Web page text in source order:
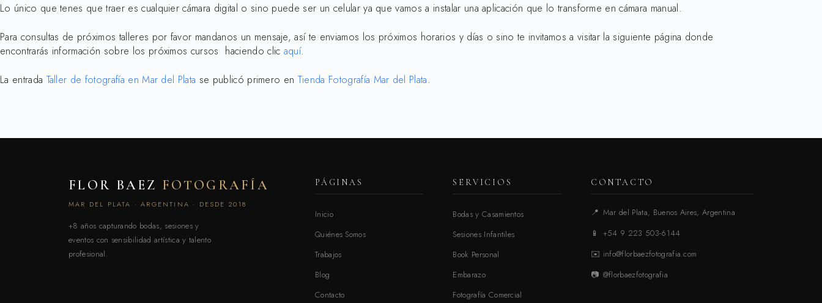
Lo único que tenes que traer es cualquier cámara digital o sino puede ser un celular ya que vamos a instalar una aplicación que lo transforme en cámara manual.
Para consultas de próximos talleres por favor mandanos un mensaje, así te enviamos los próximos horarios y días o sino te invitamos a visitar la siguiente página donde
encontrarás información sobre los próximos cursos haciendo clic aquí.
La entrada Taller de fotografía en Mar del Plata se publicó primero en Tienda Fotografía Mar del Plata.
FLOR BAEZ FOTOGRAFÍA
MAR DEL PLATA · ARGENTINA · DESDE 2018
+8 años capturando bodas, sesiones y
eventos con sensibilidad artística y talento
profesional.
PÁGINAS
Inicio
Quiénes Somos
Trabajos
Blog
Contacto
SERVICIOS
Bodas y Casamientos
Sesiones Infantiles
Book Personal
Embarazo
Fotografía Comercial
CONTACTO
📍 Mar del Plata, Buenos Aires, Argentina
📱
+54 9 223 503-6144
✉️ info@florbaezfotografia.com
📷 @florbaezfotografia